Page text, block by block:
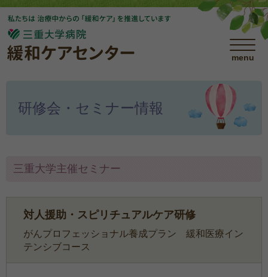
menu
研修会・セミナー情報
三重大学主催セミナー
対人援助・スピリチュアルケア研修
がんプロフェッショナル養成プラン 緩和医療イン
テンシブコース